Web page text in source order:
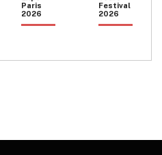
Paris
2026
Festival
2026